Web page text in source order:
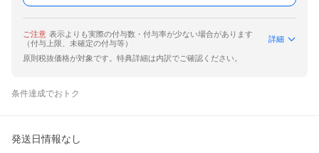
ご注意 表示よりも実際の付与数・付与率が少ない場合があります
（付与上限、未確定の付与等）
詳細
原則税抜価格が対象です。特典詳細は内訳でご確認ください。
条件達成でおトク
発送日情報なし